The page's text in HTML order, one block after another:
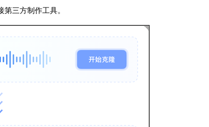
三方制作工具。